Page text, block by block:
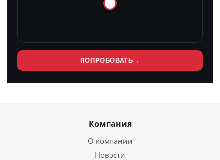
ПОПРОБОВАТЬ →
Компания
О компании
Новости